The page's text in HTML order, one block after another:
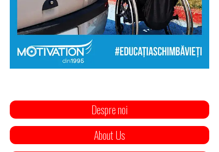
Despre noi
About Us